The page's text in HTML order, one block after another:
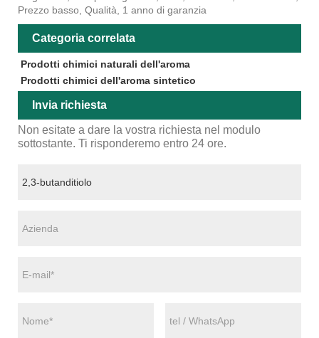
Prezzo basso, Qualità, 1 anno di garanzia
Categoria correlata
Prodotti chimici naturali dell'aroma
Prodotti chimici dell'aroma sintetico
Invia richiesta
Non esitate a dare la vostra richiesta nel modulo
sottostante. Ti risponderemo entro 24 ore.